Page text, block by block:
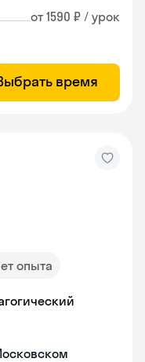
от 1590 ₽ / урок
время
опыта